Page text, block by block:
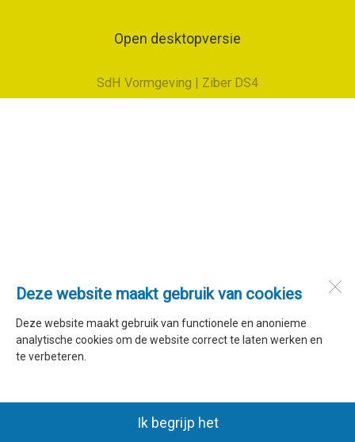
Deze website maakt gebruik van cookies
Deze website maakt gebruik van functionele en anonieme
analytische cookies om de website correct te laten werken en
te verbeteren.
Ik begrijp het
Open desktopversie
SdH Vormgeving | Ziber DS4